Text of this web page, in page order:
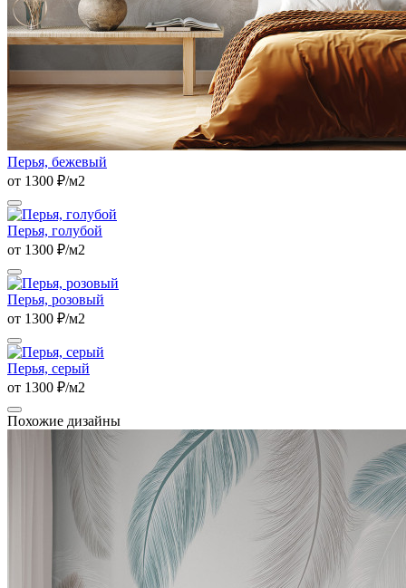
Перья, бежевый
от 1300 ₽/м2
Перья, голубой
от 1300 ₽/м2
Перья, розовый
от 1300 ₽/м2
Перья, серый
от 1300 ₽/м2
Похожие дизайны